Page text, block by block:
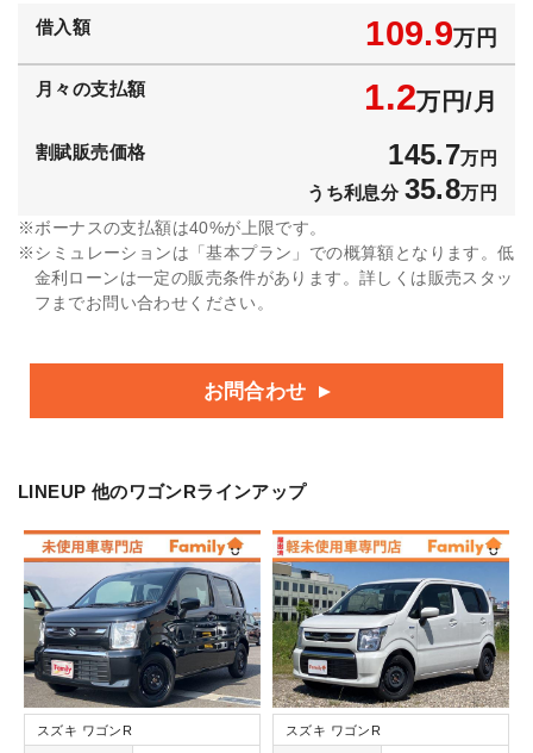
借入額 109.9万円
月々の支払額 1.2万円/月
割賦販売価格 145.7万円
うち利息分 35.8万円
ボーナスの支払額は40%が上限です。
シミュレーションは「基本プラン」での概算額となります。低
金利ローンは一定の販売条件があります。詳しくは販売スタッ
フまでお問い合わせください。
お問合わせ
LINEUP 他のワゴンRラインアップ
スズキ ワゴンR スズキ ワゴンR